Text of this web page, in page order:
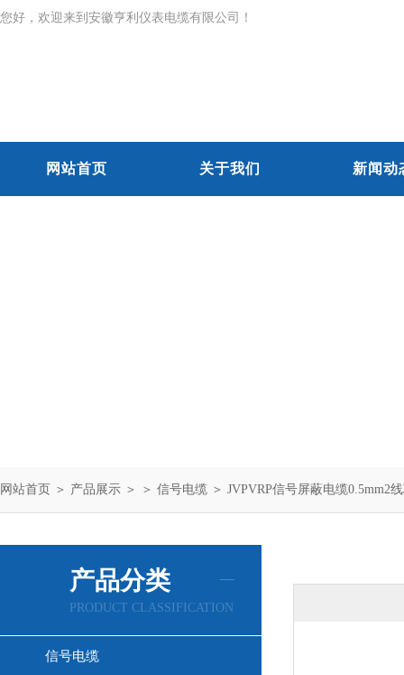
您好，欢迎来到安徽亨利仪表电缆有限公司！
网站首页 关于我们 新闻动
网站首页 ＞ 产品展示 ＞ ＞ 信号电缆 ＞ JVPVRP信号屏蔽电缆0.5mm2
产品分类
PRODUCT CLASSIFICATION
信号电缆